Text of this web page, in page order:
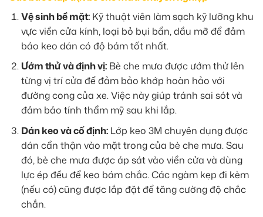
Vệ sinh bề mặt:Kỹ thuật viên làm sạch kỹ lưỡng khu
vực viền cửa kính, loại bỏ bụi bẩn, dầu mỡ để đảm
bảo keo dán có độ bám tốt nhất.
Ướm thử và định vị:Bè che mưa được ướm thử lên
từng vị trí cửa để đảm bảo khớp hoàn hảo với
đường cong của xe. Việc này giúp tránh sai sót và
đảm bảo tính thẩm mỹ sau khi lắp.
Dán keo và cố định:Lớp keo 3M chuyên dụng được
dán cẩn thận vào mặt trong của bè che mưa. Sau
đó, bè che mưa được áp sát vào viền cửa và dùng
lực ép đều để keo bám chắc. Các ngàm kẹp đi kèm
(nếu có) cũng được lắp đặt để tăng cường độ chắc
chắn.